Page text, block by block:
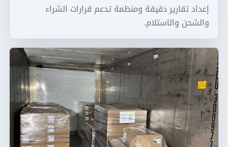
إعداد تقارير دقيقة ومنظمة تدعم قرارات الشراء
والشحن والاستلام.